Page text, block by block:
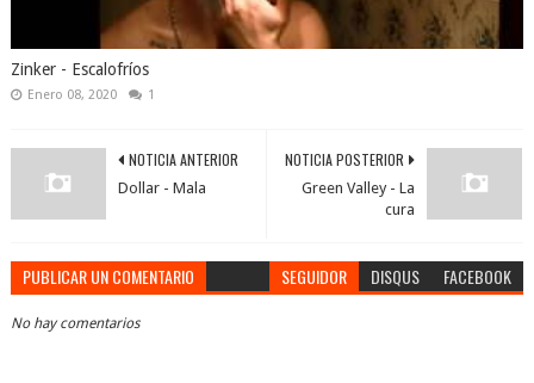
Zinker - Escalofríos
Enero 08, 2020 1
NOTICIA POSTERIOR
Green Valley - La
cura
NOTICIA ANTERIOR
Dollar - Mala
PUBLICAR UN COMENTARIO SEGUIDOR DISQUS FACEBOOK
No hay comentarios